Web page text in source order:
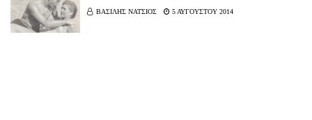
ΒΑΣΙΛΗΣ ΝΑΤΣΙΟΣ 5 ΑΥΓΟΥΣΤΟΥ 2014